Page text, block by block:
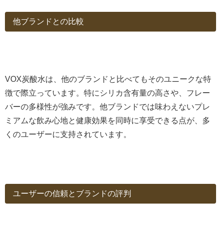
他ブランドとの比較
VOX炭酸水は、他のブランドと比べてもそのユニークな特
徴で際立っています。特にシリカ含有量の高さや、フレー
バーの多様性が強みです。他ブランドでは味わえないプレ
ミアムな飲み心地と健康効果を同時に享受できる点が、多
くのユーザーに支持されています。
ユーザーの信頼とブランドの評判